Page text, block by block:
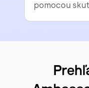
pomocou